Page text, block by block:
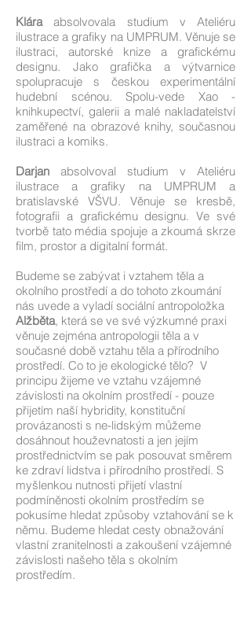
Kláraabsolvovala studium v Ateliéru
ilustrace a grafiky na UMPRUM. Věnuje se
ilustraci, autorské knize a grafickému
designu. Jako grafička a výtvarnice
spolupracuje s českou experimentální
hudební scénou. Spolu-vede Xao -
knihkupectví, galerii a malé nakladatelství
zaměřené na obrazové knihy, současnou
ilustraci a komiks.
Darjan absolvoval studium v Ateliéru
ilustrace a grafiky na UMPRUM a
bratislavské VŠVU. Věnuje se kresbě,
fotografii a grafickému designu. Ve své
tvorbě tato média spojuje a zkoumá skrze
film, prostor a digitalní formát.
Budeme se zabývat i vztahem těla a
okolního prostředí a do tohoto zkoumání
nás uvede a vyladí sociální antropoložka
Alžběta, která se ve své výzkumné praxi
věnuje zejména antropologii těla a v
současné době vztahu těla a přírodního
prostředí. Co to je ekologické tělo? V
principu žijeme ve vztahu vzájemné
závislosti na okolním prostředí - pouze
přijetím naší hybridity, konstituční
provázanosti s ne-lidským můžeme
dosáhnout houževnatosti a jen jejím
prostřednictvím se pak posouvat směrem
ke zdraví lidstva i přírodního prostředí. S
myšlenkou nutnosti přijetí vlastní
podmíněnosti okolním prostředím se
pokusíme hledat způsoby vztahování se k
němu. Budeme hledat cesty obnažování
vlastní zranitelnosti a zakoušení vzájemné
závislosti našeho těla s okolním
prostředím.